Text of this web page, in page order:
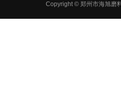
Copyright © 郑州市海旭